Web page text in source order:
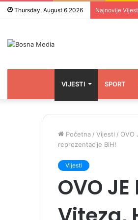
Thursday, August 6 2026 Najnovije
VIJESTI SPORT
Početna / Vijesti / OVO
reprezentacije BiH!
Vijesti
OVO JE